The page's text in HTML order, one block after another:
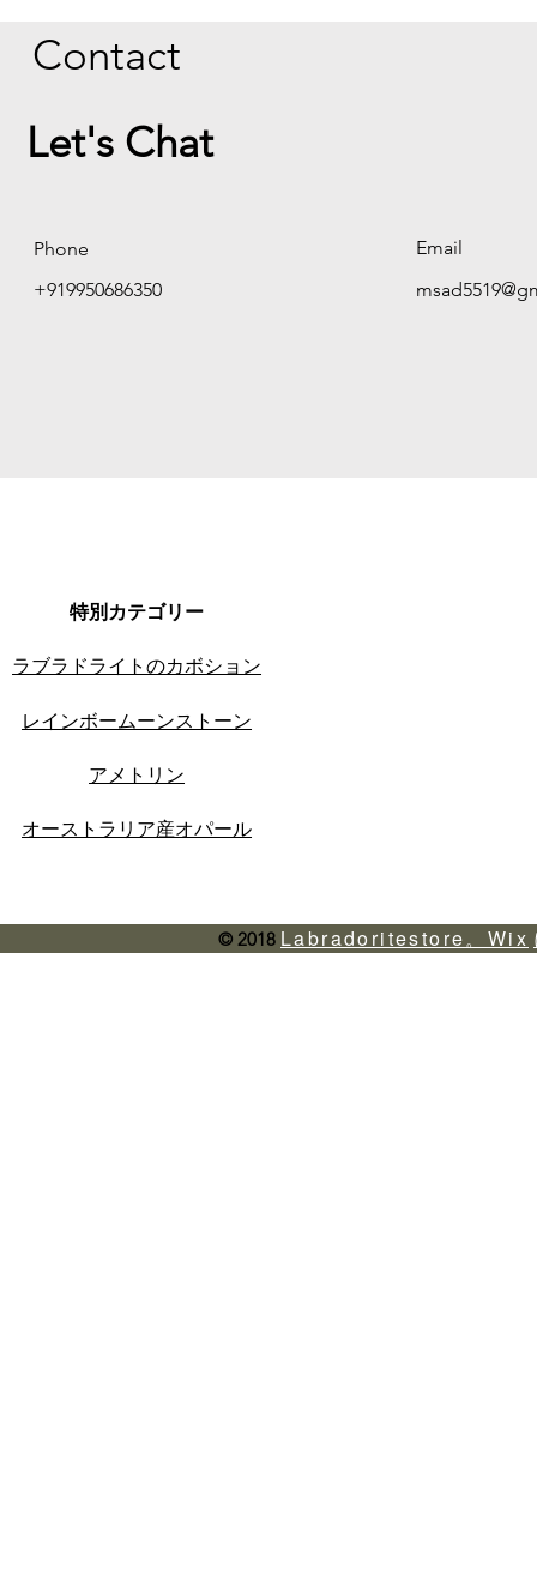
Contact
Let's Chat
Phone
+919950686350
Email
特別カテゴリー
ラブラドライトのカボション
レインボームーンストーン
アメトリン
オーストラリア産オパール
© 2018 Labradoritestore。Wix